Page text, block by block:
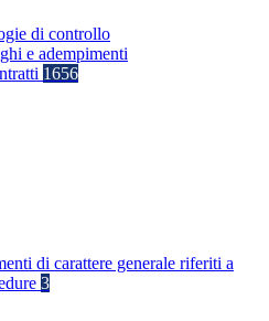
di controllo
e adempimenti
1656
di carattere generale riferiti a
3